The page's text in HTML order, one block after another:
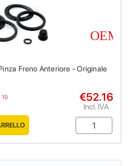
Freno Anteriore - Originale
€52.16
Incl. IVA